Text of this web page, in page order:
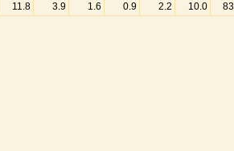
11.8 3.9 1.6 0.9 2.2 10.0